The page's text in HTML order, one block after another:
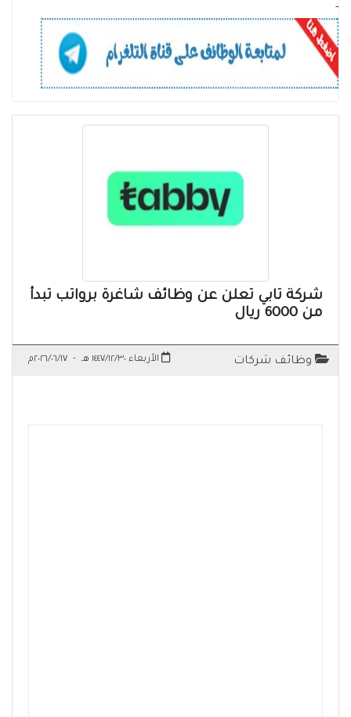
-
شركة تابي تعلن عن وظائف شاغرة برواتب تبدأ
من 6000 ريال
وظائف شركات الأربعاء ١٤٤٧/١٢/٣٠ هـ - ٢٠٢٦/٠٦/١٧م